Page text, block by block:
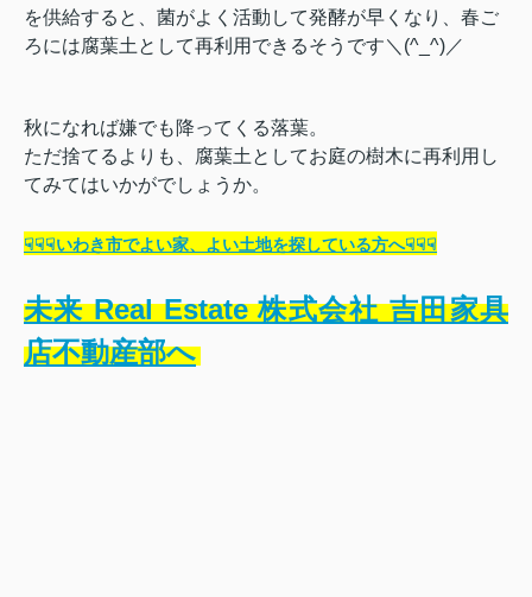
を供給すると、菌がよく活動して発酵が早くなり、春ご
ろには腐葉土として再利用できるそうです＼(^_^)／
秋になれば嫌でも降ってくる落葉。
ただ捨てるよりも、腐葉土としてお庭の樹木に再利用し
てみてはいかがでしょうか。
☟☟☟いわき市でよい家、よい土地を探している方へ☟☟☟
未来 Real Estate 株式会社 吉田家具
店不動産部へ